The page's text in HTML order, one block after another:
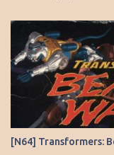
r
i
o
s
[N64] Transformers: